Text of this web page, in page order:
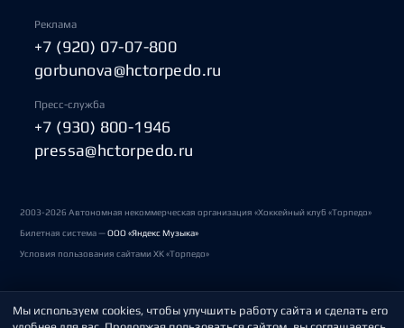
Реклама
+7 (920) 07-07-800
gorbunova@hctorpedo.ru
Пресс-служба
+7 (930) 800-1946
pressa@hctorpedo.ru
2003-2026 Автономная некоммерческая организация «Хоккейный клуб «Торпедо»
Билетная система —ООО «Яндекс Музыка»
Условия пользования сайтами ХК «Торпедо»
Политика обработки персональных данных
Мы используем cookies, чтобы улучшить работу сайта и сделать его